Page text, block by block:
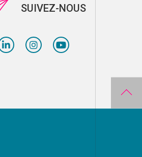
SUIVEZ-NOUS